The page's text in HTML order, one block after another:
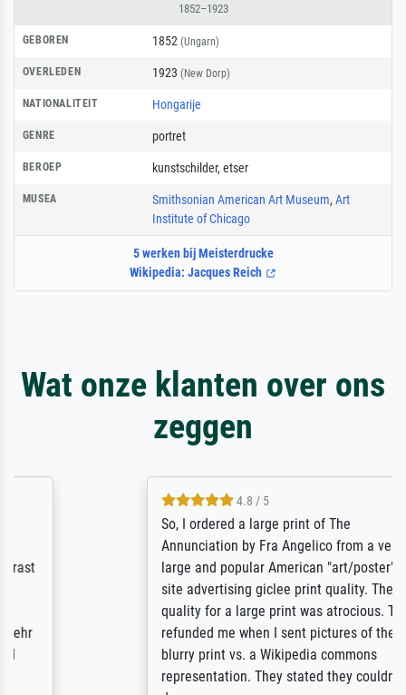
1852–1923
GEBOREN 1852 (Ungarn)
OVERLEDEN 1923 (New Dorp)
NATIONALITEIT Hongarije
GENRE portret
BEROEP kunstschilder, etser
MUSEA Smithsonian American Art Museum, Art
Institute of Chicago
5 werken bij Meisterdrucke
Wikipedia: Jacques Reich
Wat onze klanten over ons
zeggen
4.8 / 5
So, I ordered a large print of The
Annunciation by Fra Angelico from a very
large and popular American "art/poster"
site advertising giclee print quality. The
quality for a large print was atrocious. They
refunded me when I sent pictures of the
blurry print vs. a Wikipedia commons
representation. They stated they couldn't